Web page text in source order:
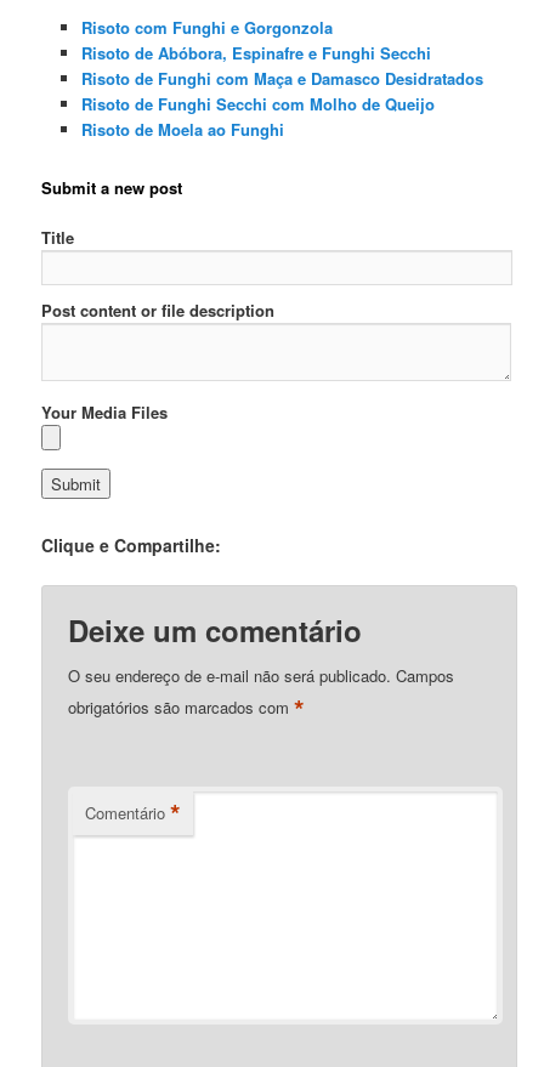
Risoto com Funghi e Gorgonzola
Risoto de Abóbora, Espinafre e Funghi Secchi
Risoto de Funghi com Maça e Damasco Desidratados
Risoto de Funghi Secchi com Molho de Queijo
Risoto de Moela ao Funghi
Submit a new post
Title
Post content or file description
Your Media Files
Clique e Compartilhe:
Deixe um comentário
O seu endereço de e-mail não será publicado. Campos
obrigatórios são marcados com*
Comentário *